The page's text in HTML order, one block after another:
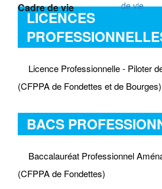
Cadre de vie
LICENCES
Licence Professionnelle - Piloter
(CFPPA de Fondettes et de Bourges)
BACS
Baccalauréat Professionnel
(CFPPA de Fondettes)